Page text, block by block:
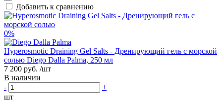
Добавить к сравнению
0%
Hyperosmotic Draining Gel Salts - Дренирующий гель с морской
солью Diego Dalla Palma, 250 мл
7 200 руб. /шт
В наличии
-
+
шт